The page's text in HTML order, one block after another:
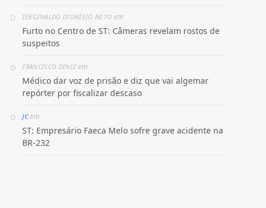
IDEGINALDO DIONÍSIO NETO em
Furto no Centro de ST: Câmeras revelam rostos de
suspeitos
FRANCISCO DINIZ em
Médico dar voz de prisão e diz que vai algemar
repórter por fiscalizar descaso
JCem
ST: Empresário Faeca Melo sofre grave acidente na
BR-232